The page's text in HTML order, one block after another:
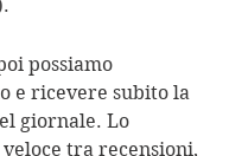
possiamo
e ricevere subito la
giornale. Lo
tra recensioni,